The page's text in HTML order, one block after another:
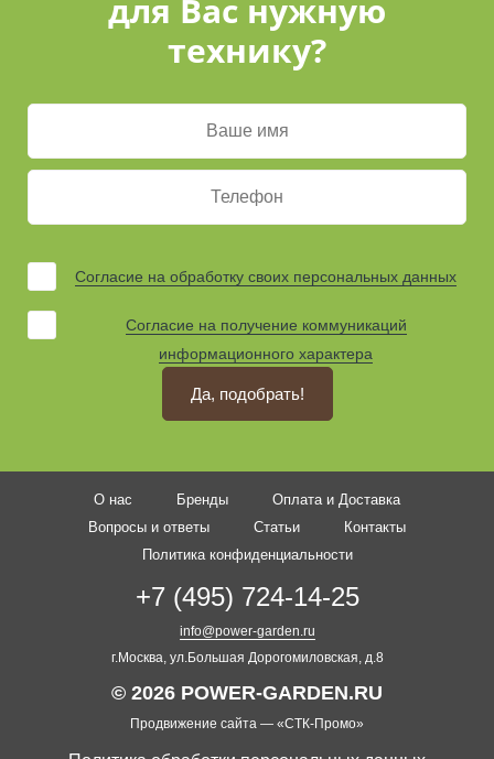
для Вас нужную
технику?
Согласие на обработку своих персональных данных
Согласие на получение коммуникаций
информационного характера
Да, подобрать!
О нас Бренды
Оплата и Доставка
Вопросы и ответы
Статьи
Контакты
Политика конфиденциальности
+7 (495) 724-14-25
info@power-garden.ru
г.Москва, ул.Большая Дорогомиловская, д.8
© 2026 POWER-GARDEN.RU
Продвижение сайта — «СТК-Промо»